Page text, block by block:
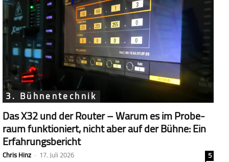
3. Bühnentechnik
Das X32 und der Router – Warum es im Probe­
raum funk­tio­niert, nicht aber auf der Bühne: Ein
Erfahrungsbericht
Chris Hinz - 17. Juli 2026
5